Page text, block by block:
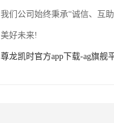
我们公司始终秉承“诚信、互
美好未来!
尊龙凯时官方app下载-ag旗舰